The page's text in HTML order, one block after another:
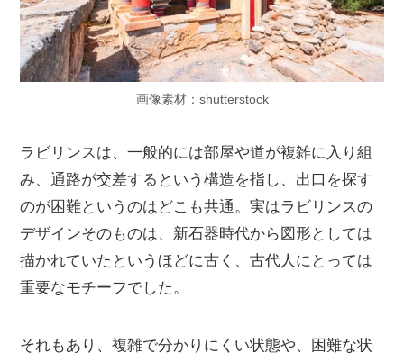
画像素材：shutterstock
ラビリンスは、一般的には部屋や道が複雑に入り組
み、通路が交差するという構造を指し、出口を探す
のが困難というのはどこも共通。実はラビリンスの
デザインそのものは、新石器時代から図形としては
描かれていたというほどに古く、古代人にとっては
重要なモチーフでした。
それもあり、複雑で分かりにくい状態や、困難な状